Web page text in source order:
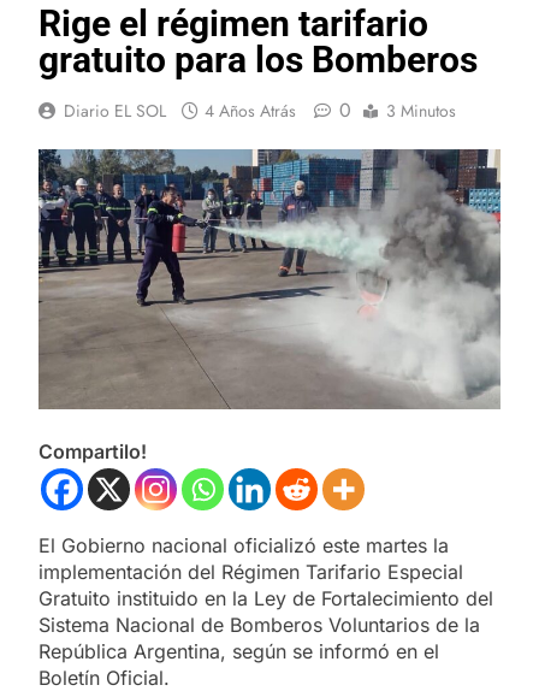
Rige el régimen tarifario
gratuito para los Bomberos
Diario EL SOL 4 Años Atrás 0 3 Minutos
Compartilo!
El Gobierno nacional oficializó este martes la
implementación del Régimen Tarifario Especial
Gratuito instituido en la Ley de Fortalecimiento del
Sistema Nacional de Bomberos Voluntarios de la
República Argentina, según se informó en el
Boletín Oficial.